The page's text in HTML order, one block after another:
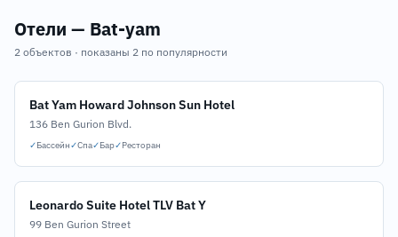
Отели — Bat-yam
2 объектов · показаны 2 по популярности
Bat Yam Howard Johnson Sun Hotel
136 Ben Gurion Blvd.
✓Бассейн✓Спа✓Бар✓Ресторан
Leonardo Suite Hotel TLV Bat Y
99 Ben Gurion Street